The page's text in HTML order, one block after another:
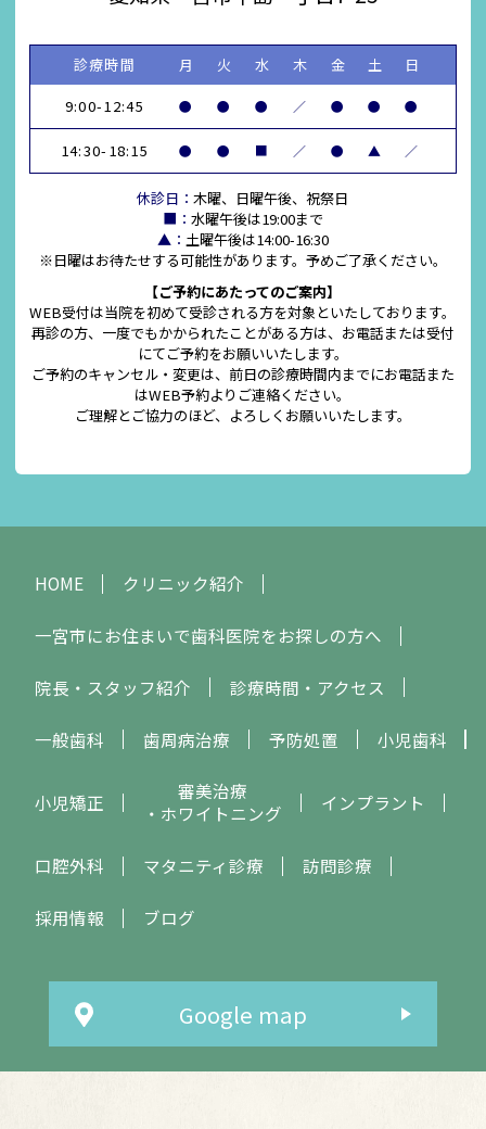
診療時間 月 火 水 木 金 土
日
9:00-12:45
● ● ● ／ ● ● ●
14:30-18:15 ● ● ■ ／ ● ▲ ／
休診日：木曜、日曜午後、祝祭日
■： 水曜午後は19:00まで
▲： 土曜午後は14:00-16:30
※日曜はお待たせする可能性があります。予めご了承ください。
【ご予約にあたってのご案内】
WEB受付は当院を初めて受診される方を対象といたしております。
再診の方、一度でもかかられたことがある方は、お電話または受付
にてご予約をお願いいたします。
ご予約のキャンセル・変更は、前日の診療時間内までにお電話また
はWEB予約よりご連絡ください。
ご理解とご協力のほど、よろしくお願いいたします。
HOME クリニック紹介
一宮市にお住まいで歯科医院をお探しの方へ
院長・スタッフ紹介 診療時間・アクセス
一般歯科 歯周病治療 予防処置 小児歯科
小児矯正
審美治療
・ホワイトニング
インプラント
口腔外科 マタニティ診療 訪問診療
採用情報 ブログ
Google map